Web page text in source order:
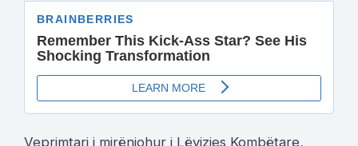
Veprimtari i mirënjohur i Lëvizjes Kombëtare,